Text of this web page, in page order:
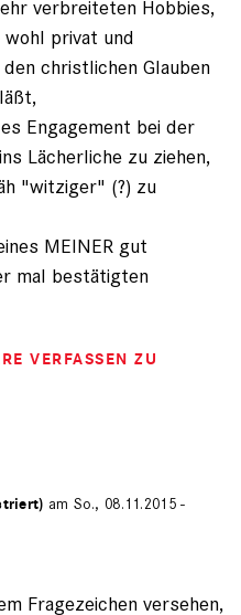
verbreiteten Hobbies,
wohl privat und
christlichen Glauben
Engagement bei der
Lächerliche zu ziehen,
"witziger" (?) zu
MEINER gut
mal bestätigten
VERFASSEN ZU
am So., 08.11.2015 -
Fragezeichen versehen,